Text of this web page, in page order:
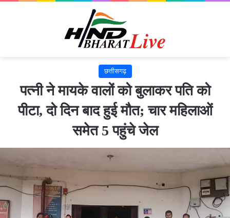
छत्तीसगढ़
पत्नी ने मायके वालों को बुलाकर पति को
पीटा, दो दिन बाद हुई मौत; चार महिलाओं
समेत 5 पहुंचे जेल